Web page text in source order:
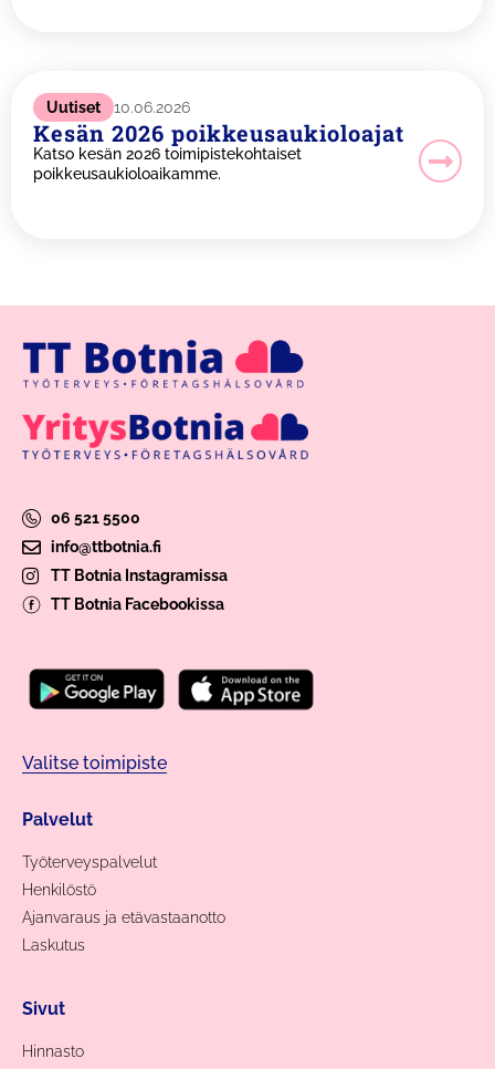
Uutiset 10.06.2026
Kesän 2026 poikkeusaukioloajat
Katso kesän 2026 toimipistekohtaiset
poikkeusaukioloaikamme.
06 521 5500
info@ttbotnia.fi
TT Botnia Instagramissa
TT Botnia Facebookissa
Valitse toimipiste
Palvelut
Työterveyspalvelut
Henkilöstö
Ajanvaraus ja etävastaanotto
Laskutus
Sivut
Hinnasto